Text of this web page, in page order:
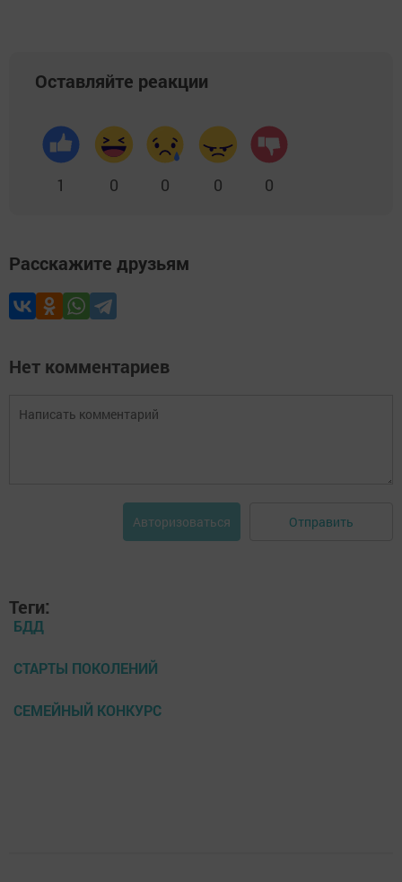
Оставляйте реакции
1 0 0 0 0
Расскажите друзьям
Нет комментариев
Авторизоваться Отправить
Теги:
БДД
СТАРТЫ ПОКОЛЕНИЙ
СЕМЕЙНЫЙ КОНКУРС